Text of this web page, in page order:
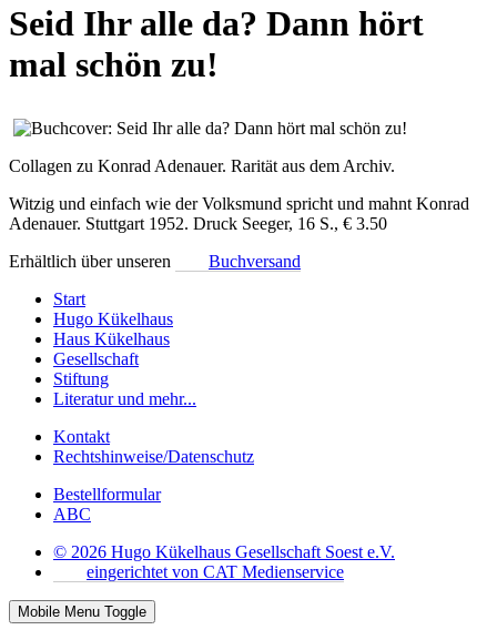
Seid Ihr alle da? Dann hört
mal schön zu!
Collagen zu Konrad Adenauer. Rarität aus dem Archiv.
Witzig und einfach wie der Volksmund spricht und mahnt Konrad
Adenauer. Stuttgart 1952. Druck Seeger, 16 S., € 3.50
Erhältlich über unseren
Buchversand
Start
Hugo Kükelhaus
Haus Kükelhaus
Gesellschaft
Stiftung
Literatur und mehr...
Kontakt
Rechtshinweise/Datenschutz
Bestellformular
ABC
© 2026 Hugo Kükelhaus Gesellschaft Soest e.V.
eingerichtet von CAT Medienservice
Mobile Menu Toggle